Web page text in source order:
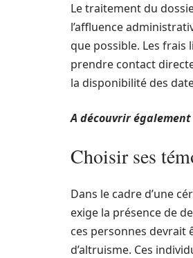
Le traitement du
l’affluence
que possible. Les frais
prendre contact
la disponibilité des
A découvrir
Choisir ses
Dans le cadre d’une
exige la présence de
ces personnes devrait
d’altruisme. Ces